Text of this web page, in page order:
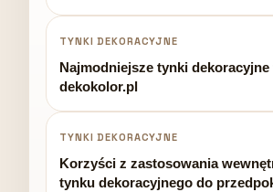
TYNKI DEKORACYJNE
Najmodniejsze tynki
dekokolor.pl
TYNKI DEKORACYJNE
Korzyści z zastosowania
tynku dekoracyjnego do